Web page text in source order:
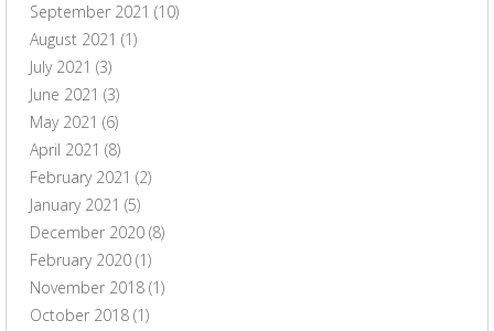
September 2021 (10)
August 2021 (1)
July 2021 (3)
June 2021 (3)
May 2021 (6)
April 2021 (8)
February 2021 (2)
January 2021 (5)
December 2020 (8)
February 2020 (1)
November 2018 (1)
October 2018 (1)